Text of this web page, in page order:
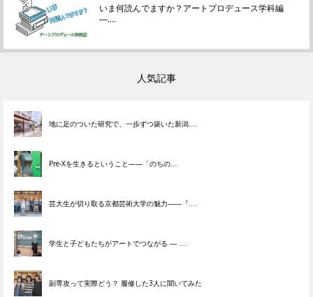
いま何読んでますか？アートプロデュース学科編
―....
人気記事
地に足のついた研究で、一歩ずつ築いた新潟....
Pre-Xを生きるということ——「のちの....
芸大生が切り取る京都芸術大学の魅力――『....
学生と子どもたちがアートでつながる ― ....
副専攻って実際どう？ 履修した3人に聞いてみた